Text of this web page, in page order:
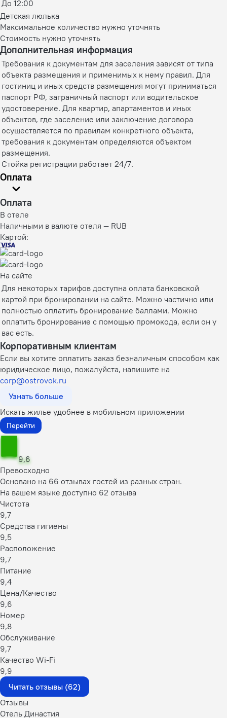
До 12:00
Детская люлька
Максимальное количество нужно уточнять
Стоимость нужно уточнять
Дополнительная информация
Требования к документам для заселения зависят от типа
объекта размещения и применимых к нему правил. Для
гостиниц и иных средств размещения могут приниматься
паспорт РФ, заграничный паспорт или водительское
удостоверение. Для квартир, апартаментов и иных
объектов, где заселение или заключение договора
осуществляется по правилам конкретного объекта,
требования к документам определяются объектом
размещения.
Стойка регистрации работает 24/7.
Оплата
Оплата
В отеле
Наличными в валюте отеля — RUB
Картой:
На сайте
Для некоторых тарифов доступна оплата банковской
картой при бронировании на сайте. Можно частично или
полностью оплатить бронирование баллами. Можно
оплатить бронирование с помощью промокода, если он у
вас есть.
Корпоративным клиентам
Если вы хотите оплатить заказ безналичным способом как
юридическое лицо, пожалуйста, напишите на
corp@ostrovok.ru
Узнать больше
Искать жилье удобнее в мобильном приложении
Перейти
9,6
Превосходно
Основано на 66 отзывах гостей из разных стран.
На вашем языке доступно 62 отзыва
Чистота
9,7
Средства гигиены
9,5
Расположение
9,7
Питание
9,4
Цена/Качество
9,6
Номер
9,8
Обслуживание
9,7
Качество Wi-Fi
9,9
Читать отзывы (62)
Отзывы
Отель Династия